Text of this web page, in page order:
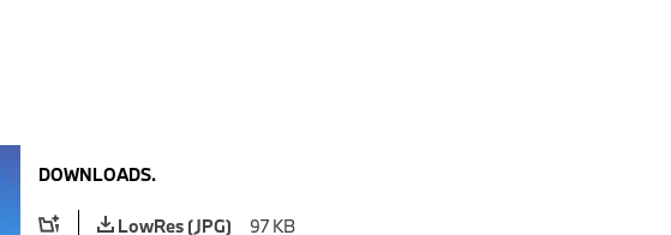
DOWNLOADS.
LowRes (JPG)
97 KB